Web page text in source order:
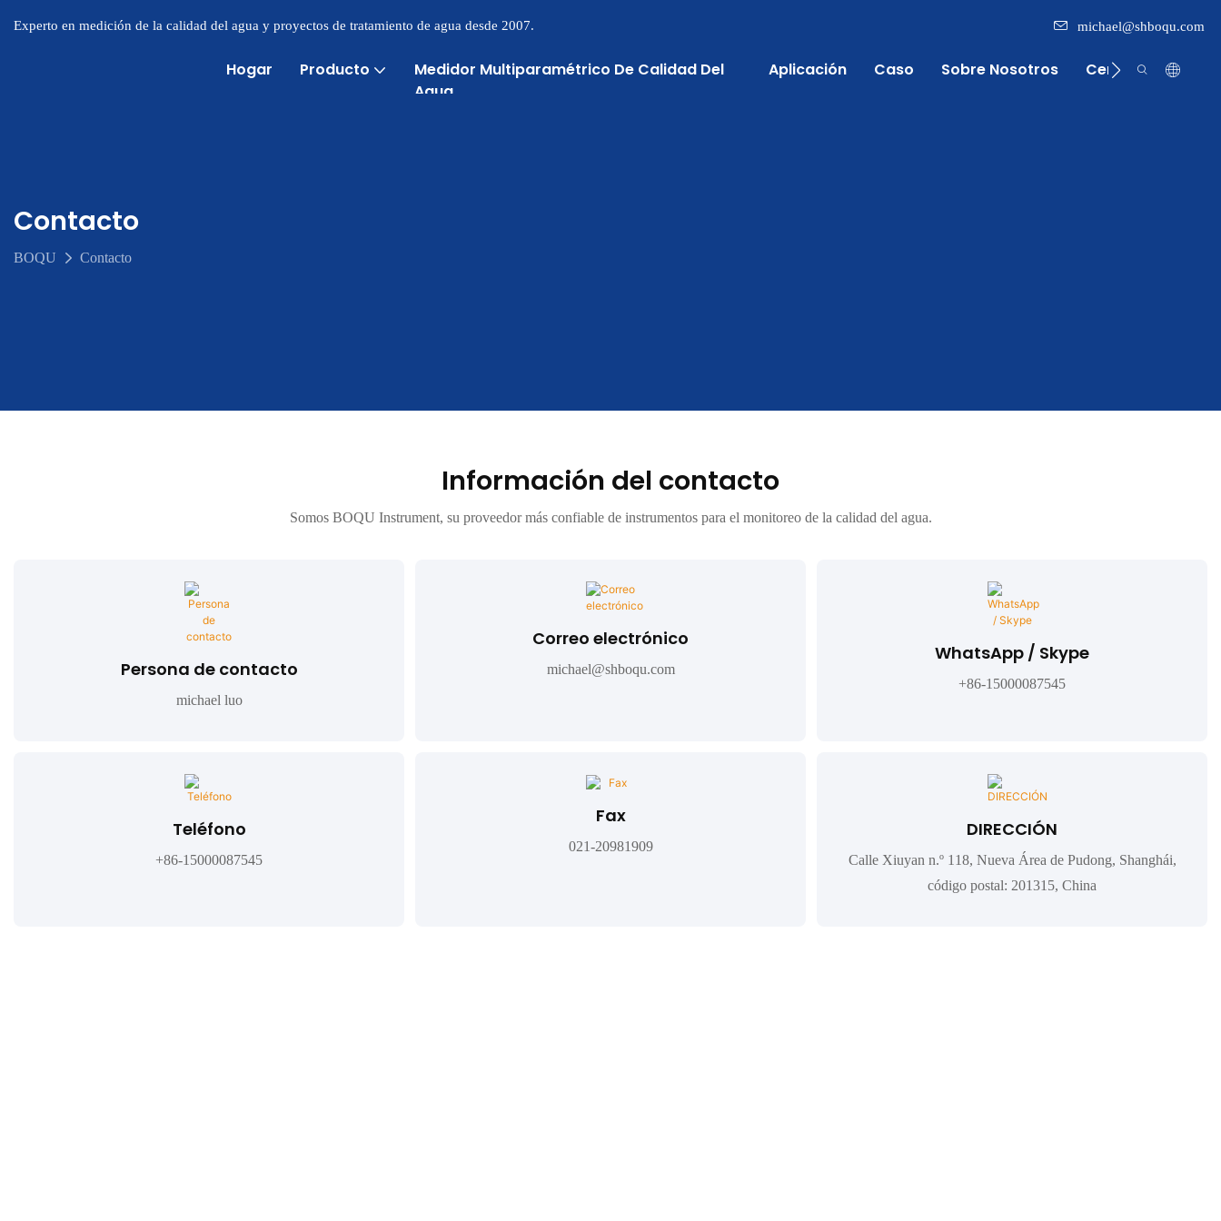
Experto en medición de la calidad del agua y proyectos de tratamiento de agua desde 2007. michael@shboqu.com
Hogar Producto
Medidor Multiparamétrico De Calidad Del
Agua
Aplicación Caso Sobre Nosotros Centro De
Contacto
BOQU Contacto
Información del contacto
Somos BOQU Instrument, su proveedor más confiable de instrumentos para el monitoreo de la calidad del agua.
Persona de contacto
michael luo
Correo electrónico
michael@shboqu.com
WhatsApp / Skype
+86-15000087545
Teléfono
+86-15000087545
Fax
021-20981909
DIRECCIÓN
Calle Xiuyan n.º 118, Nueva Área de Pudong, Shanghái,
código postal: 201315, China